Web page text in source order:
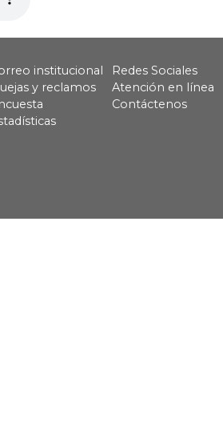
institucional
Redes Sociales
y reclamos
Atención en línea
Contáctenos